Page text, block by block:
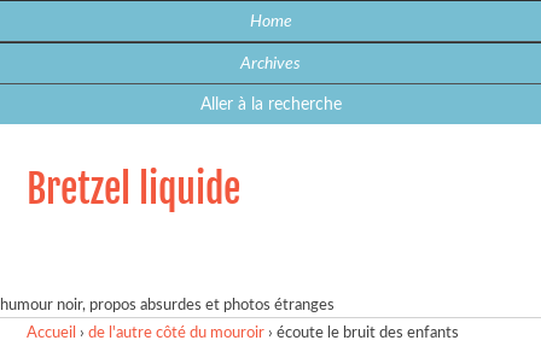
Home
Archives
Aller à la recherche
Bretzel liquide
humour noir, propos absurdes et photos étranges
Accueil ›de l'autre côté du mouroir ›écoute le bruit des enfants